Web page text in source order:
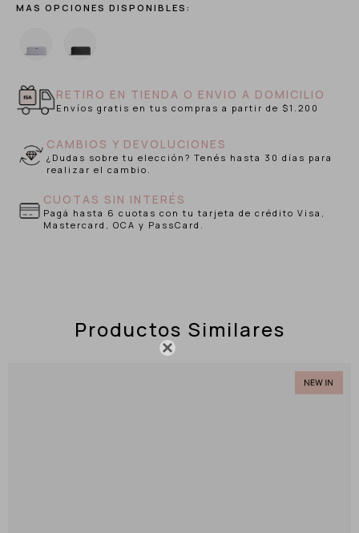

MAS OPCIONES DISPONIBLES:
RETIRO EN TIENDA O ENVIO A DOMICILIO
Envíos gratis en tus compras a partir de $1.200
CAMBIOS Y DEVOLUCIONES
¿Dudas sobre tu elección? Tenés hasta 30 días para
realizar el cambio.
CUOTAS SIN INTERÉS
Pagá hasta 6 cuotas con tu tarjeta de crédito Visa,
Mastercard, OCA y PassCard.
Productos Similares